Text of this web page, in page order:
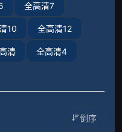
全高清7
10 全高清12
清 全高清4
倒序